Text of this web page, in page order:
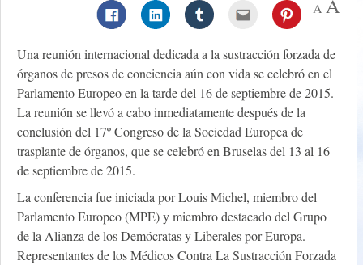
Una reunión internacional dedicada a la sustracción forzada de
órganos de presos de conciencia aún con vida se celebró en el
Parlamento Europeo en la tarde del 16 de septiembre de 2015.
La reunión se llevó a cabo inmediatamente después de la
conclusión del 17º Congreso de la Sociedad Europea de
trasplante de órganos, que se celebró en Bruselas del 13 al 16
de septiembre de 2015.
La conferencia fue iniciada por Louis Michel, miembro del
Parlamento Europeo (MPE) y miembro destacado del Grupo
de la Alianza de los Demócratas y Liberales por Europa.
Representantes de los Médicos Contra La Sustracción Forzada